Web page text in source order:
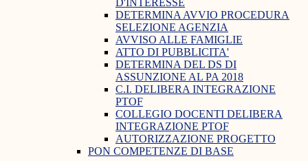
D'INTERESSE
DETERMINA AVVIO PROCEDURA
SELEZIONE AGENZIA
AVVISO ALLE FAMIGLIE
ATTO DI PUBBLICITA'
DETERMINA DEL DS DI
ASSUNZIONE AL PA 2018
C.I. DELIBERA INTEGRAZIONE
PTOF
COLLEGIO DOCENTI DELIBERA
INTEGRAZIONE PTOF
AUTORIZZAZIONE PROGETTO
PON COMPETENZE DI BASE